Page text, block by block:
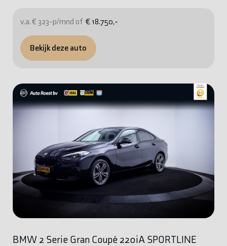
v.a. € 323-p/mnd of € 18.750,-
Bekijk deze auto
BMW 2 Serie Gran Coupé 220iA SPORTLINE